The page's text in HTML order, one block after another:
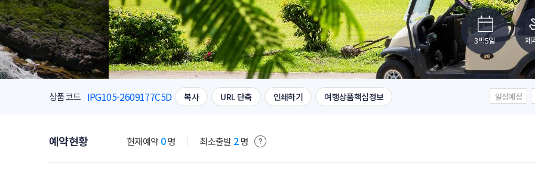
3박5일 제
상품코드 IPG105-2609177C5D 복사 URL 단축 인쇄하기 여행상품핵심정보 일정예정
예약현황 현재예약0명 최소출발2명